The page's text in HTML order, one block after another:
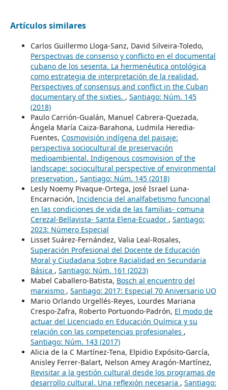
Artículos similares
Carlos Guillermo Lloga-Sanz, David Silveira-Toledo,
Perspectivas de consenso y conflicto en el documental
cubano de los sesenta. La hermenéutica ontológica
como estrategia de interpretación de la realidad.
Perspectives of consensus and conflict in the Cuban
documentary of the sixties. , Santiago: Núm. 145
(2018)
Paulo Carrión-Gualán, Manuel Cabrera-Quezada,
Ángela María Caiza-Barahona, Ludmila Heredia-
Fuentes, Cosmovisión indígena del paisaje:
perspectiva sociocultural de preservación
medioambiental. Indigenous cosmovision of the
landscape: sociocultural perspective of environmental
preservation , Santiago: Núm. 145 (2018)
Lesly Noemy Pivaque-Ortega, José Israel Luna-
Encarnación, Incidencia del analfabetismo funcional
en las condiciones de vida de las familias- comuna
Cerezal-Bellavista- Santa Elena-Ecuador , Santiago:
2023: Número Especial
Lisset Suárez-Fernández, Valia Leal-Rosales,
Superación Profesional del Docente de Educación
Moral y Ciudadana Sobre Racialidad en Secundaria
Básica , Santiago: Núm. 161 (2023)
Mabel Caballero-Batista, Bosch al encuentro del
marxismo , Santiago: 2017: Especial 70 Aniversario UO
Mario Orlando Urgellés-Reyes, Lourdes Mariana
Crespo-Zafra, Roberto Portuondo-Padrón, El modo de
actuar del Licenciado en Educación Química y su
relación con las competencias profesionales ,
Santiago: Núm. 143 (2017)
Alicia de la C Martínez-Tena, Elpidio Expósito-García,
Anisley Ferrer-Balart, Nelson Amey Aragón-Martínez,
Revisitar a la gestión cultural desde los programas de
desarrollo cultural. Una reflexión necesaria , Santiago: